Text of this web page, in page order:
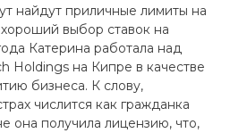
найдут приличные лимиты на
выбор ставок на
Катерина работала над
Holdings на Кипре в качестве
бизнеса. К слову,
числится как гражданка
она получила лицензию, что,